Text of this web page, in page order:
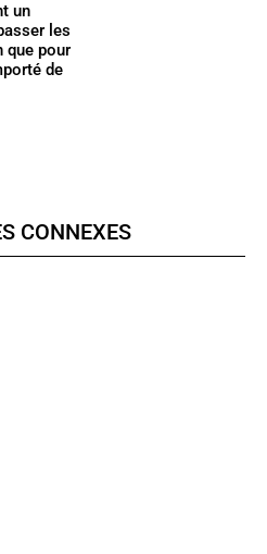
un
les
que pour
de
CONNEXES